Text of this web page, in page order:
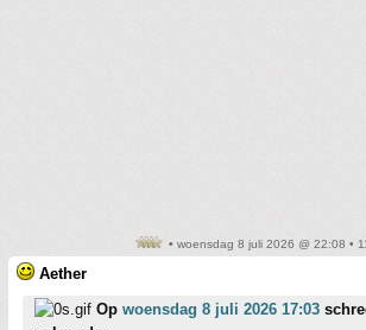
• woensdag 8 juli 2026 @ 22:08 •
Aether
Op woensdag 8 juli 2026 17:03